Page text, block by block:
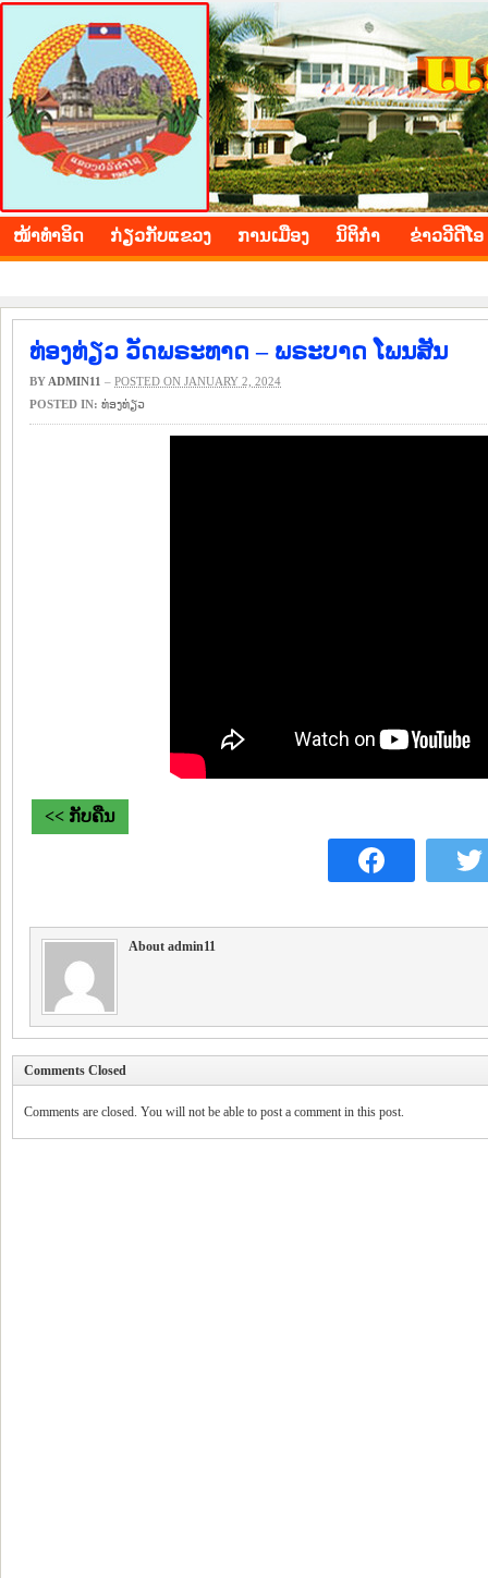
BOLIKHAMXAY PROVINCE
ໜ້າ​ທຳ​ອິດ ​ກ່ຽວ​ກັບ​ແຂວງ ​ການ​ເມືອງ ນິ​ຕິ​ກຳ ຂ່າວ​ວີ​ດີ​ໂອ
ທ່ອງທ່ຽວ ວັດພຣະທາດ – ພຣະບາດ ໂພນສັນ
BY ADMIN11 – POSTED ON JANUARY 2, 2024
POSTED IN: ​ທ່ອງ​ທ່ຽວ
<< ກັບຄືນ
About admin11
Comments Closed
Comments are closed. You will not be able to post a comment in this post.